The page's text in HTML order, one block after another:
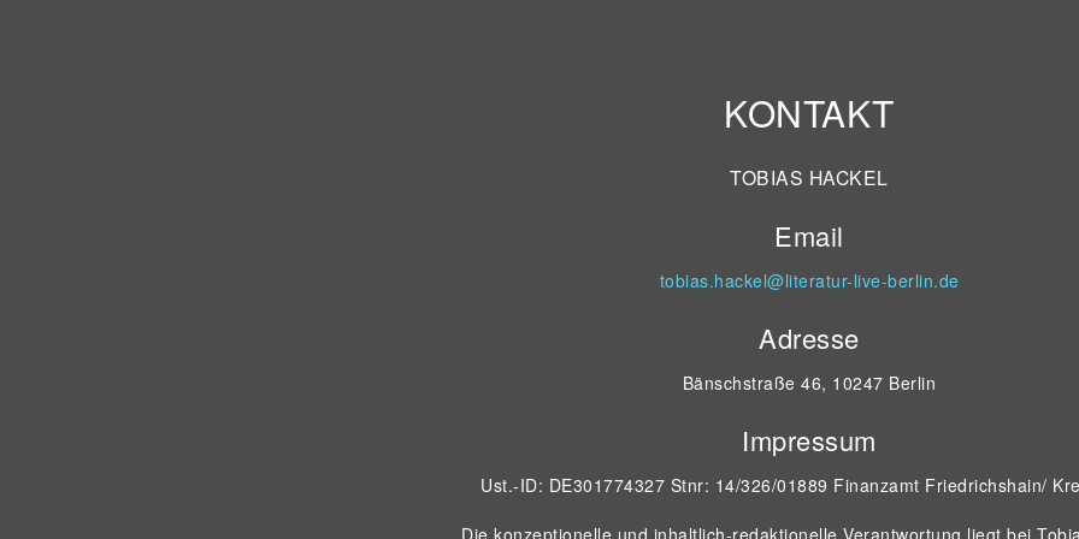
KONTAKT
TOBIAS HACKEL
Email
tobias.hackel@literatur-live-berlin.de
Adresse
Bänschstraße 46, 10247 Berlin
Impressum
Ust.-ID: DE301774327 Stnr: 14/326/01889 Finanzamt Friedrichshain/
Die konzeptionelle und inhaltlich-redaktionelle Verantwortung liegt bei